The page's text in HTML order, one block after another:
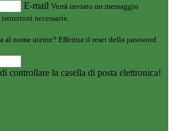
E-mail Verrà inviato un messaggio
necessarie.
al nome utente? Effettua il reset della password
controllare la casella di posta elettronica!